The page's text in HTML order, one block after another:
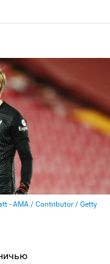
- AMA / Contributor / Getty